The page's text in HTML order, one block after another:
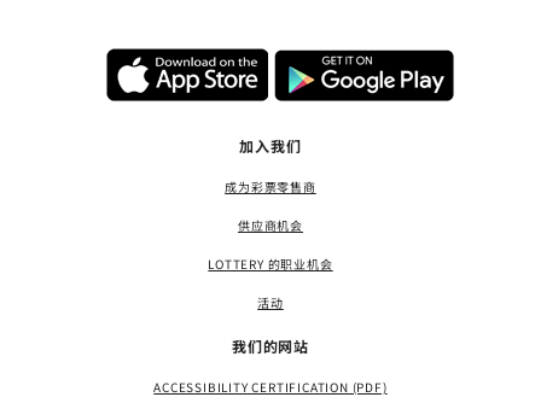
加入我们
成为彩票零售商
供应商机会
LOTTERY 的职业机会
活动
我们的网站
ACCESSIBILITY CERTIFICATION (PDF)